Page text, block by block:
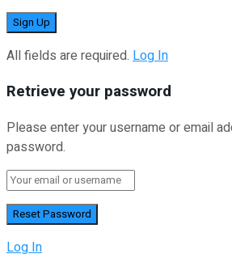
All fields are required. Log In
Retrieve your password
Please enter your username or email
password.
Log In